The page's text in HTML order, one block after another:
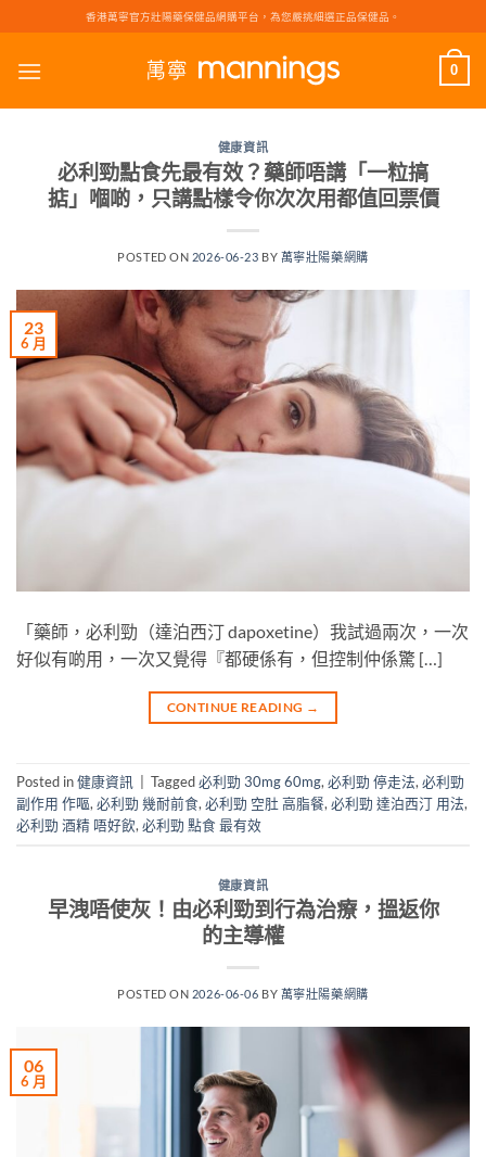
to
content
香港萬寧官方壯陽藥保健品網購平台，為您嚴挑細選正品保健品。
0
健康資訊
必利勁點食先最有效？藥師唔講「一粒搞
掂」嗰啲，只講點樣令你次次用都值回票價
POSTED ON 2026-06-23 BY 萬寧壯陽藥網購
23
6 月
「藥師，必利勁（達泊西汀 dapoxetine）我試過兩次，一次
好似有啲用，一次又覺得『都硬係有，但控制仲係驚 […]
CONTINUE READING →
Posted in健康資訊 Tagged必利勁 30mg 60mg, 必利勁 停走法, 必利勁
副作用 作嘔, 必利勁 幾耐前食, 必利勁 空肚 高脂餐, 必利勁 達泊西汀 用法,
必利勁 酒精 唔好飲, 必利勁 點食 最有效
健康資訊
早洩唔使灰！由必利勁到行為治療，搵返你
的主導權
POSTED ON 2026-06-06 BY 萬寧壯陽藥網購
06
6 月